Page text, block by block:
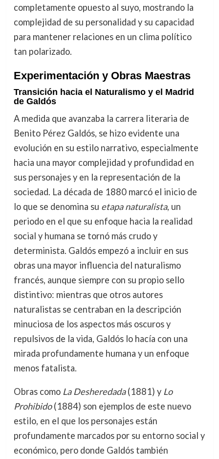
completamente opuesto al suyo, mostrando la
complejidad de su personalidad y su capacidad
para mantener relaciones en un clima político
tan polarizado.
Experimentación y Obras Maestras
Transición hacia el Naturalismo y el Madrid
de Galdós
A medida que avanzaba la carrera literaria de
Benito Pérez Galdós, se hizo evidente una
evolución en su estilo narrativo, especialmente
hacia una mayor complejidad y profundidad en
sus personajes y en la representación de la
sociedad. La década de 1880 marcó el inicio de
lo que se denomina su etapa naturalista, un
periodo en el que su enfoque hacia la realidad
social y humana se tornó más crudo y
determinista. Galdós empezó a incluir en sus
obras una mayor influencia del naturalismo
francés, aunque siempre con su propio sello
distintivo: mientras que otros autores
naturalistas se centraban en la descripción
minuciosa de los aspectos más oscuros y
repulsivos de la vida, Galdós lo hacía con una
mirada profundamente humana y un enfoque
menos fatalista.
Obras como La Desheredada(1881) y Lo
Prohibido(1884) son ejemplos de este nuevo
estilo, en el que los personajes están
profundamente marcados por su entorno social y
económico, pero donde Galdós también